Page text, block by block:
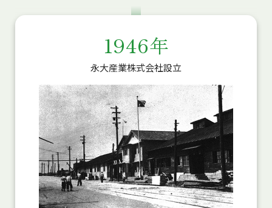
1946年
永大産業株式会社設立